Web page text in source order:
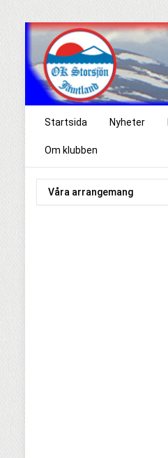
Startsida Nyheter
Om klubben
Våra arrangemang